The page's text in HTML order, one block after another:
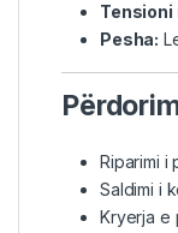
Tensioni
Pesha:
Riparimi i
Saldimi i
Kryerja e